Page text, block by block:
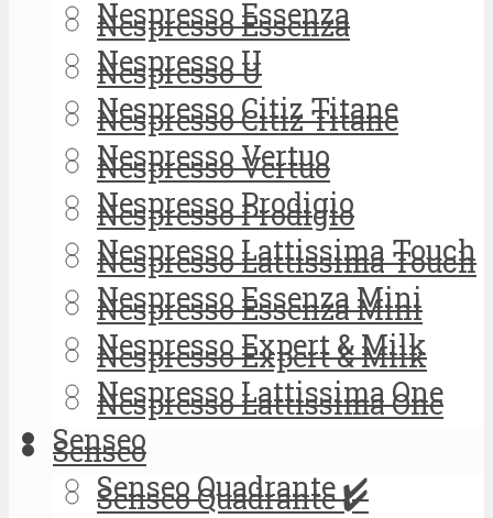
Nespresso Essenza
Nespresso U
Nespresso Citiz Titane
Nespresso Vertuo
Nespresso Prodigio
Nespresso Lattissima Touch
Nespresso Essenza Mini
Nespresso Expert & Milk
Nespresso Lattissima One
Senseo
Senseo Quadrante ✔️
Nespresso Essenza
Nespresso U
Nespresso Citiz Titane
Nespresso Vertuo
Nespresso Prodigio
Nespresso Lattissima Touch
Nespresso Essenza Mini
Nespresso Expert & Milk
Nespresso Lattissima One
Senseo
Senseo Quadrante ✔️